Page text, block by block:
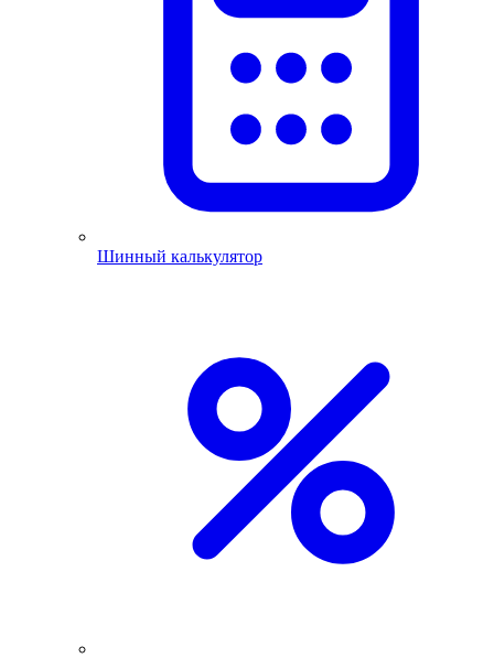
Шинный калькулятор